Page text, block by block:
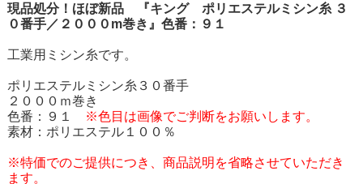
現品処分！ほぼ新品 『キング ポリエステルミシン糸 ３
０番手／２０００m巻き』色番：９１
工業用ミシン糸です。
ポリエステルミシン糸３０番手
２０００ｍ巻き
色番：９１
※色目は画像でご判断をお願いします。
素材：ポリエステル１００％
※特価でのご提供につき、商品説明を省略させていただき
ます。